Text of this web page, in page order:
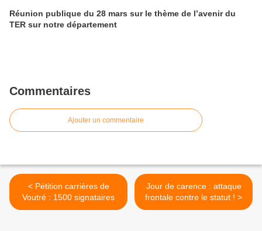
Réunion publique du 28 mars sur le thème de l’avenir du
TER sur notre département
Commentaires
Ajouter un commentaire
< Pétition carrières de
Voutré : 1500 signataires
Jour de carence : attaque
frontale contre le statut ! >